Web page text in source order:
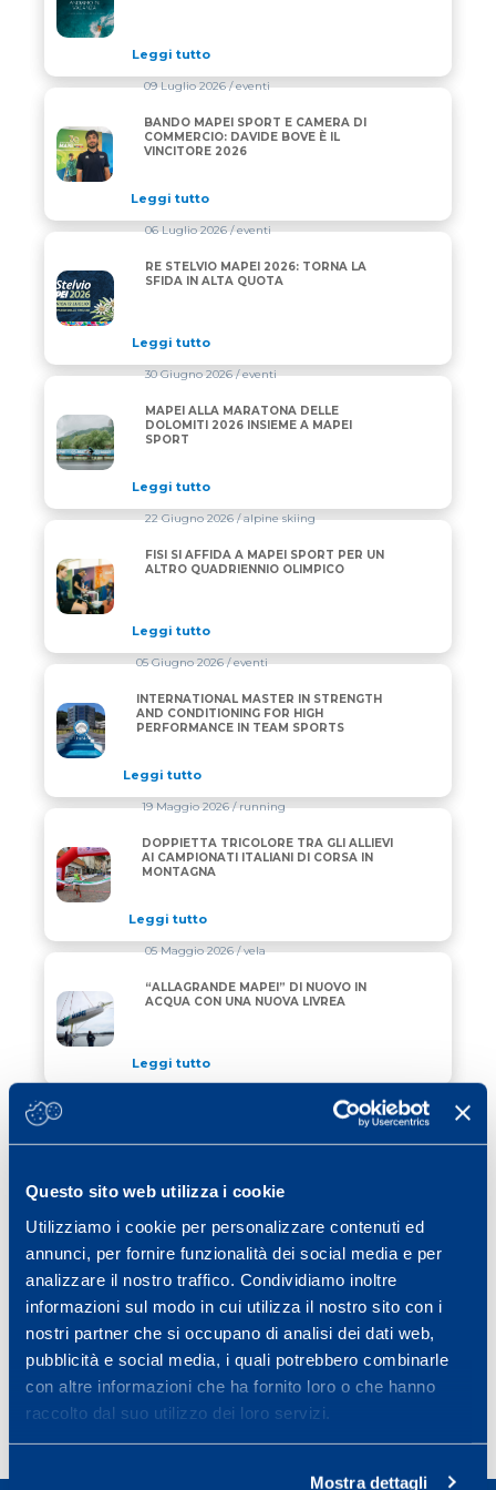
Questo sito web utilizza i cookie
Utilizziamo i cookie per personalizzare contenuti ed
annunci, per fornire funzionalità dei social media e per
analizzare il nostro traffico. Condividiamo inoltre
informazioni sul modo in cui utilizza il nostro sito con i
nostri partner che si occupano di analisi dei dati web,
pubblicità e social media, i quali potrebbero combinarle
con altre informazioni che ha fornito loro o che hanno
raccolto dal suo utilizzo dei loro servizi.
Mostra dettagli
Leggi tutto
BANDO MAPEI SPORT E CAMERA DI COMMERCIO:
09 Luglio 2026/ eventi
BANDO MAPEI SPORT E CAMERA DI
COMMERCIO: DAVIDE BOVE È IL
VINCITORE 2026
Leggi tutto
RE STELVIO MAPEI 2026: TORNA LA SFIDA IN ALTA
06 Luglio 2026/ eventi
RE STELVIO MAPEI 2026: TORNA LA
SFIDA IN ALTA QUOTA
Leggi tutto
MAPEI ALLA MARATONA DELLE DOLOMITI 2026
30 Giugno 2026/ eventi
MAPEI ALLA MARATONA DELLE
DOLOMITI 2026 INSIEME A MAPEI
SPORT
Leggi tutto
FISI SI AFFIDA A MAPEI SPORT PER UN ALTRO
22 Giugno 2026/ alpine skiing
FISI SI AFFIDA A MAPEI SPORT PER UN
ALTRO QUADRIENNIO OLIMPICO
Leggi tutto
INTERNATIONAL MASTER IN STRENGTH AND
05 Giugno 2026/ eventi
INTERNATIONAL MASTER IN STRENGTH
AND CONDITIONING FOR HIGH
PERFORMANCE IN TEAM SPORTS
Leggi tutto
DOPPIETTA TRICOLORE TRA GLI ALLIEVI AI
19 Maggio 2026/ running
DOPPIETTA TRICOLORE TRA GLI ALLIEVI
AI CAMPIONATI ITALIANI DI CORSA IN
MONTAGNA
Leggi tutto
“ALLAGRANDE MAPEI” DI NUOVO IN ACQUA CON
05 Maggio 2026/ vela
“ALLAGRANDE MAPEI” DI NUOVO IN
ACQUA CON UNA NUOVA LIVREA
Leggi tutto
JEREZ SCEGLIE MAPEI PER COLORARE CORDOLI,
JEREZ SCEGLIE MAPEI PER COLORARE
CORDOLI, GRIGLIA DI PARTENZA E VIE
MAPEI RINNOVA IL SUO IMPEGNO COME OFFICIAL
15 Aprile 2026
MAPEI RINNOVA IL SUO IMPEGNO COME
OFFICIAL SPONSOR DELLA STRAMILANO
2026
Leggi tutto